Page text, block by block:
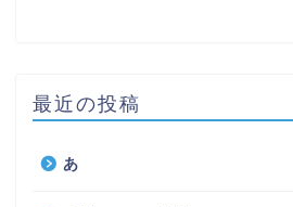
最近の投稿
あ